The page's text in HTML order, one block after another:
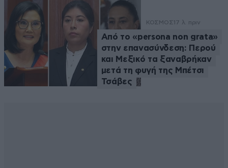
ΚΟΣΜΟΣ 17 λ. πριν
Από το «persona non grata»
στην επανασύνδεση: Περού
και Μεξικό τα ξαναβρήκαν
μετά τη φυγή της Μπέτσι
Τσάβες